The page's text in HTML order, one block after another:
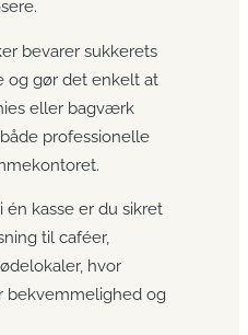
bevarer sukkerets
og gør det enkelt at
eller bagværk
professionelle
én kasse er du sikret
til caféer,
hvor
og